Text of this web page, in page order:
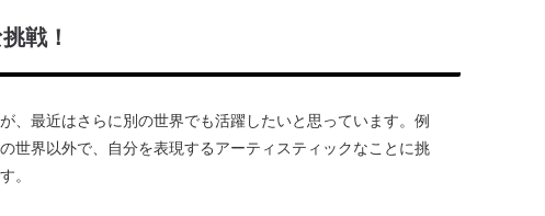
戦！
、最近はさらに別の世界でも活躍したいと思っています。例
世界以外で、自分を表現するアーティスティックなことに挑
。